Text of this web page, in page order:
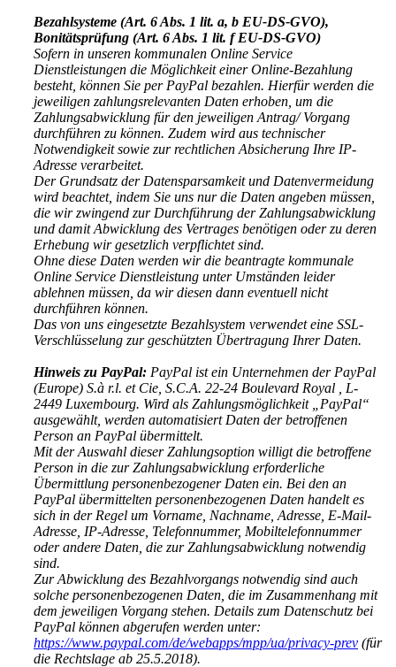
Bezahlsysteme (Art. 6 Abs. 1 lit. a, b EU-DS-GVO),
Bonitätsprüfung (Art. 6 Abs. 1 lit. f EU-DS-GVO)
Sofern in unseren kommunalen Online Service
Dienstleistungen die Möglichkeit einer Online-Bezahlung
besteht, können Sie per PayPal bezahlen. Hierfür werden die
jeweiligen zahlungsrelevanten Daten erhoben, um die
Zahlungsabwicklung für den jeweiligen Antrag/ Vorgang
durchführen zu können. Zudem wird aus technischer
Notwendigkeit sowie zur rechtlichen Absicherung Ihre IP-
Adresse verarbeitet.
Der Grundsatz der Datensparsamkeit und Datenvermeidung
wird beachtet, indem Sie uns nur die Daten angeben müssen,
die wir zwingend zur Durchführung der Zahlungsabwicklung
und damit Abwicklung des Vertrages benötigen oder zu deren
Erhebung wir gesetzlich verpflichtet sind.
Ohne diese Daten werden wir die beantragte kommunale
Online Service Dienstleistung unter Umständen leider
ablehnen müssen, da wir diesen dann eventuell nicht
durchführen können.
Das von uns eingesetzte Bezahlsystem verwendet eine SSL-
Verschlüsselung zur geschützten Übertragung Ihrer Daten.
Hinweis zu PayPal: PayPal ist ein Unternehmen der PayPal
(Europe) S.à r.l. et Cie, S.C.A. 22-24 Boulevard Royal , L-
2449 Luxembourg. Wird als Zahlungsmöglichkeit „PayPal“
ausgewählt, werden automatisiert Daten der betroffenen
Person an PayPal übermittelt.
Mit der Auswahl dieser Zahlungsoption willigt die betroffene
Person in die zur Zahlungsabwicklung erforderliche
Übermittlung personenbezogener Daten ein. Bei den an
PayPal übermittelten personenbezogenen Daten handelt es
sich in der Regel um Vorname, Nachname, Adresse, E-Mail-
Adresse, IP-Adresse, Telefonnummer, Mobiltelefonnummer
oder andere Daten, die zur Zahlungsabwicklung notwendig
sind.
Zur Abwicklung des Bezahlvorgangs notwendig sind auch
solche personenbezogenen Daten, die im Zusammenhang mit
dem jeweiligen Vorgang stehen. Details zum Datenschutz bei
PayPal können abgerufen werden unter:
https://www.paypal.com/de/webapps/mpp/ua/privacy-prev (für
die Rechtslage ab 25.5.2018).